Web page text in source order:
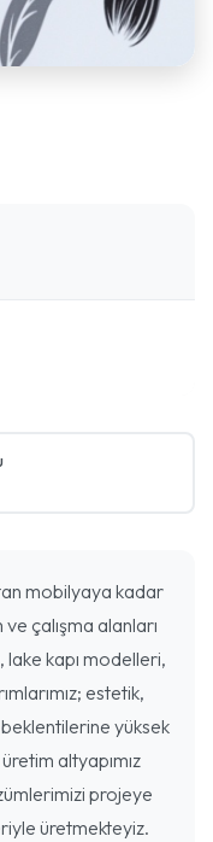
mobilyaya kadar
çalışma alanları
lake kapı modelleri,
estetik,
beklentilerine yüksek
altyapımız
projeye
üretmekteyiz.